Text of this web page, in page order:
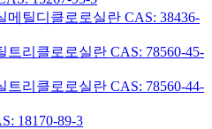
메틸디클로로실란 CAS: 38436-
리클로로실란 CAS: 78560-45-
리클로로실란 CAS: 78560-44-
18170-89-3